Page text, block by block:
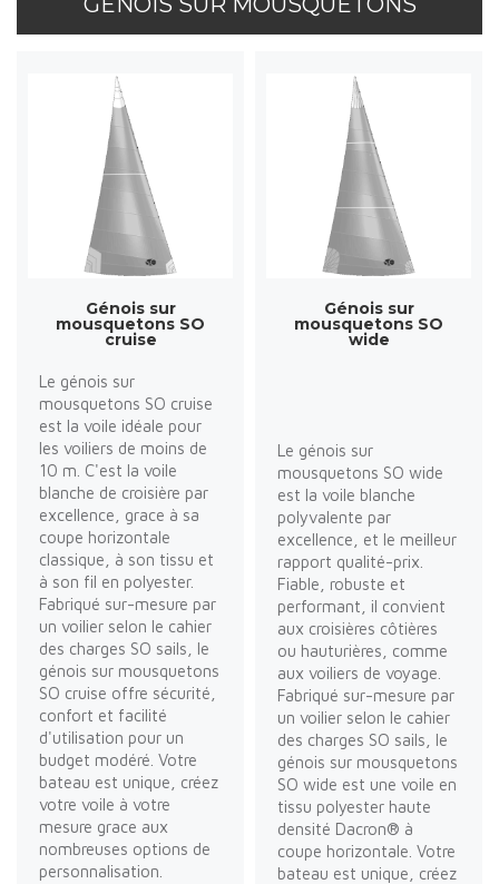
Génois sur
mousquetons SO
cruise
Le génois sur
mousquetons SO cruise
est la voile idéale pour
les voiliers de moins de
10 m. C'est la voile
blanche de croisière par
excellence, grace à sa
coupe horizontale
classique, à son tissu et
à son fil en polyester.
Fabriqué sur-mesure par
un voilier selon le cahier
des charges SO sails, le
génois sur mousquetons
SO cruise offre sécurité,
confort et facilité
d'utilisation pour un
budget modéré. Votre
bateau est unique, créez
votre voile à votre
mesure grace aux
nombreuses options de
personnalisation.
Génois sur
mousquetons SO
wide
Le génois sur
mousquetons SO wide
est la voile blanche
polyvalente par
excellence, et le meilleur
rapport qualité-prix.
Fiable, robuste et
performant, il convient
aux croisières côtières
ou hauturières, comme
aux voiliers de voyage.
Fabriqué sur-mesure par
un voilier selon le cahier
des charges SO sails, le
génois sur mousquetons
SO wide est une voile en
tissu polyester haute
densité Dacron® à
coupe horizontale. Votre
bateau est unique, créez